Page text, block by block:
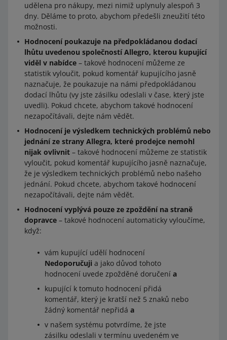
udělena pro nákupy, mezi nimiž uplynuly alespoň 3
dny. Děláme to proto, abychom předešli zneužití této
možnosti.
Hodnocení poukazuje na předpokládanou dodací
lhůtu uvedenou společností Allegro, kterou kupující
viděl v nabídce – takové hodnocení můžeme ze
statistik vyloučit, pokud komentář kupujícího jasně
naznačuje, že poukazuje na námi předpokládanou
dodací lhůtu (vy jste zásilku odeslali v čase, který jste
uvedli). Pokud chcete, abychom takové hodnocení
nezapočítávali, dejte nám vědět.
Hodnocení je výsledkem technických problémů nebo
jednání ze strany Allegra, které prodejce nemohl
nijak ovlivnit – takové hodnocení můžeme ze statistik
vyloučit, pokud komentář kupujícího jasně naznačuje,
že je výsledkem technických problémů nebo našeho
jednání. Pokud chcete, abychom takové hodnocení
nezapočítávali, dejte nám vědět.
Hodnocení vyplývá pouze ze zpoždění na straně
dopravce – takové hodnocení automaticky vyloučíme,
když:
vám kupující udělí hodnocení
Nedoporučuji a jako důvod tohoto
hodnocení uvede zpožděné doručení a
kupující k tomuto hodnocení přidá
komentář, který je kratší než 5 znaků nebo
žádný komentář nepřidá a
v našem systému potvrdíme, že jste
zásilku odeslali v termínu uvedeném ve